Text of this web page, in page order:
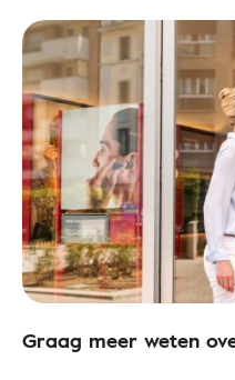
Graag meer weten